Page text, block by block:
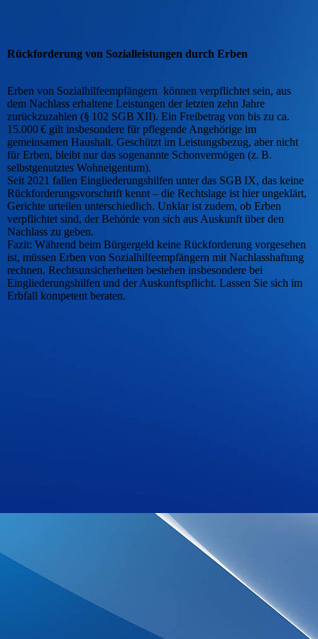
Rückforderung von Sozialleistungen durch Erben
Erben von Sozialhilfeempfängern können verpflichtet sein, aus
dem Nachlass erhaltene Leistungen der letzten zehn Jahre
zurückzuzahlen (§ 102 SGB XII). Ein Freibetrag von bis zu ca.
15.000 € gilt insbesondere für pflegende Angehörige im
gemeinsamen Haushalt. Geschützt im Leistungsbezug, aber nicht
für Erben, bleibt nur das sogenannte Schonvermögen (z. B.
selbstgenutztes Wohneigentum).
Seit 2021 fallen Eingliederungshilfen unter das SGB IX, das keine
Rückforderungsvorschrift kennt – die Rechtslage ist hier ungeklärt,
Gerichte urteilen unterschiedlich. Unklar ist zudem, ob Erben
verpflichtet sind, der Behörde von sich aus Auskunft über den
Nachlass zu geben.
Fazit: Während beim Bürgergeld keine Rückforderung vorgesehen
ist, müssen Erben von Sozialhilfeempfängern mit Nachlasshaftung
rechnen. Rechtsunsicherheiten bestehen insbesondere bei
Eingliederungshilfen und der Auskunftspflicht. Lassen Sie sich im
Erbfall kompetent beraten.